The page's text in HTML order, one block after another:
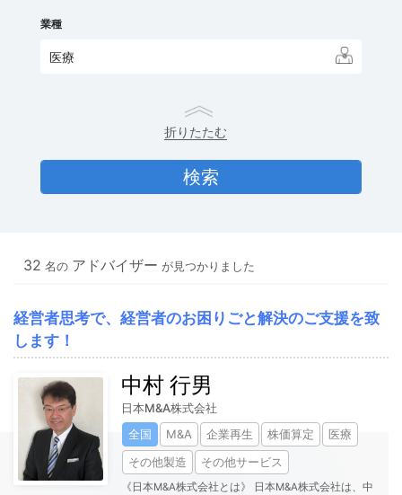
業種
医療
折りたたむ
32 名の アドバイザー が見つかりました
経営者思考で、経営者のお困りごと解決のご支援を致
します！
中村 行男
日本M&A株式会社
全国
M&A 企業再生 株価算定
医療
その他製造
その他サービス
《日本M&A株式会社とは》 日本M&A株式会社は、中